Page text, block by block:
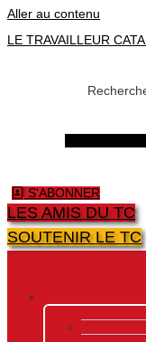
Aller au contenu
LE TRAVAILLEUR
S'ABONNER
LES AMIS DU TC
SOUTENIR LE TC